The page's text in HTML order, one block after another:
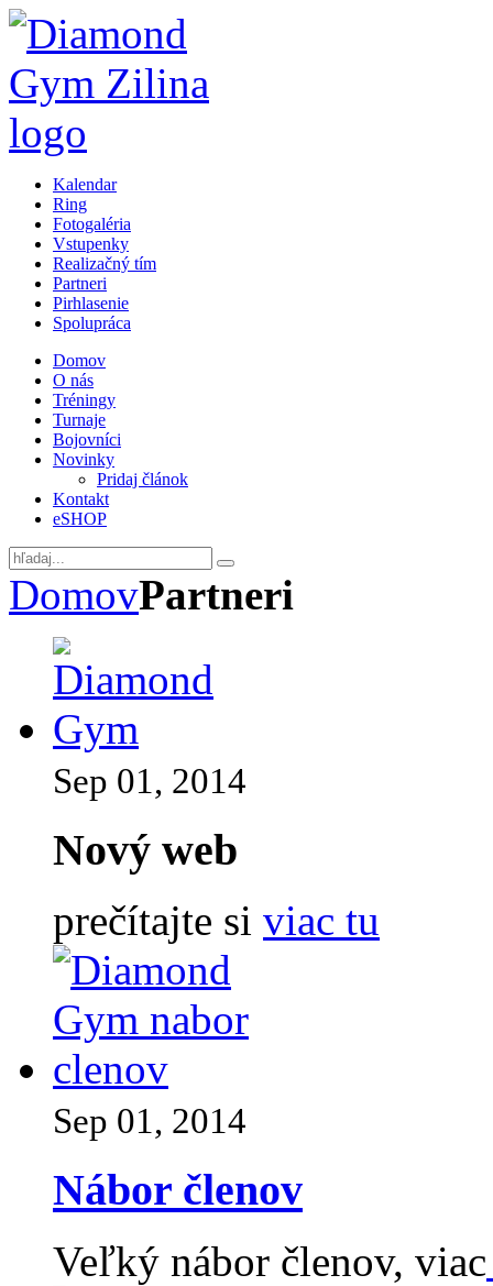
Kalendar
Ring
Fotogaléria
Vstupenky
Realizačný tím
Partneri
Pirhlasenie
Spolupráca
Domov
O nás
Tréningy
Turnaje
Bojovníci
Novinky
Pridaj článok
Kontakt
eSHOP
DomovPartneri
Sep 01, 2014
Nový web
prečítajte si viac tu
Sep 01, 2014
Nábor členov
Veľký nábor členov, viac